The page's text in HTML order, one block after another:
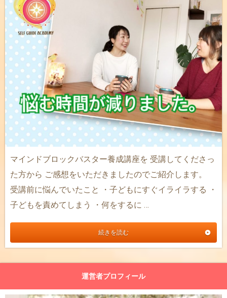
マインドブロックバスター養成講座を 受講してくださっ
た方から ご感想をいただきましたのでご紹介します。
受講前に悩んでいたこと ・子どもにすぐイライラする ・
子どもを責めてしまう ・何をするに …
続きを読む
運営者プロフィール